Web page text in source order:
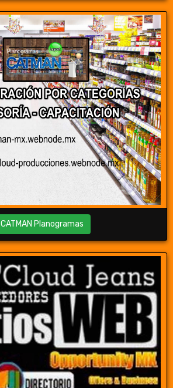
CATMAN Planogramas